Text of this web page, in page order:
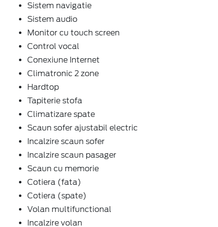
Sistem navigatie
Sistem audio
Monitor cu touch screen
Control vocal
Conexiune Internet
Climatronic 2 zone
Hardtop
Tapiterie stofa
Climatizare spate
Scaun sofer ajustabil electric
Incalzire scaun sofer
Incalzire scaun pasager
Scaun cu memorie
Cotiera (fata)
Cotiera (spate)
Volan multifunctional
Incalzire volan